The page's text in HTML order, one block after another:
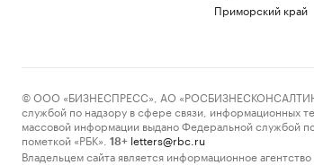
Приморский край
© ООО «БИЗНЕСПРЕСС», АО «РОСБИЗНЕСКОНСАЛТИНГ»,
службой по надзору в сфере связи, информационных
массовой информации выдано Федеральной службой
пометкой «РБК».
18+ letters@rbc.ru
Владельцем сайта является информационное агентство